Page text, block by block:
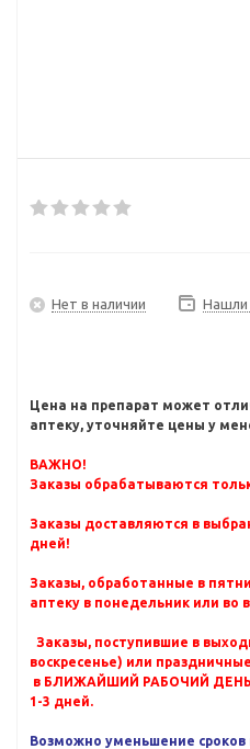
Нет в наличии Нашли
Цена на препарат может
аптеку, уточняйте цены у
ВАЖНО!
Заказы обрабатываются
Заказы доставляются в
дней!
Заказы, обработанные в
аптеку в понедельник или во
Заказы, поступившие в
воскресенье) или
в БЛИЖАЙШИЙ РАБОЧИЙ ДЕНЬ,
1-3 дней.
Возможно уменьшение сроков